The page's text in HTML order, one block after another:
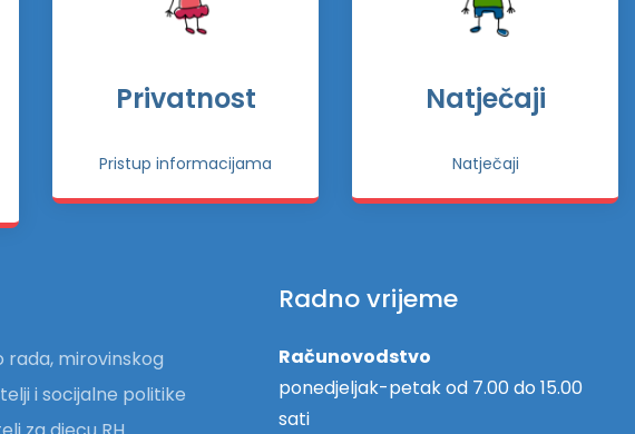
Privatnost
Pristup informacijama
Natječaji
Natječaji
rada, mirovinskog
i socijalne politike
Radno vrijeme
Računovodstvo
ponedjeljak-petak od 7.00 do 15.00
sati